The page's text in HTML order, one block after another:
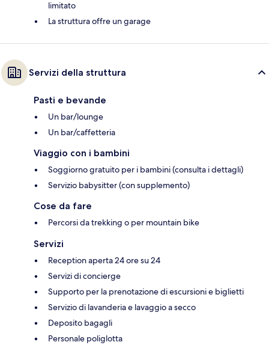
limitato
La struttura offre un garage
Servizi della struttura
Pasti e bevande
Un bar/lounge
Un bar/caffetteria
Viaggio con i bambini
Soggiorno gratuito per i bambini (consulta i dettagli)
Servizio babysitter (con supplemento)
Cose da fare
Percorsi da trekking o per mountain bike
Servizi
Reception aperta 24 ore su 24
Servizi di concierge
Supporto per la prenotazione di escursioni e biglietti
Servizio di lavanderia e lavaggio a secco
Deposito bagagli
Personale poliglotta